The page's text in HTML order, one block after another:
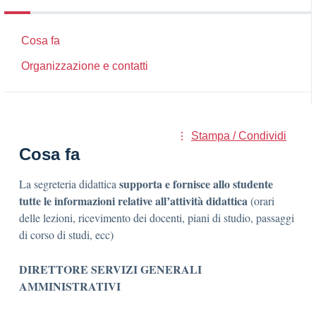
Cosa fa
Organizzazione e contatti
Stampa / Condividi
Cosa fa
La segreteria didattica supporta e fornisce allo studente
tutte le informazioni relative all’attività didattica(orari
delle lezioni, ricevimento dei docenti, piani di studio, passaggi
di corso di studi, ecc)
DIRETTORE SERVIZI GENERALI
AMMINISTRATIVI